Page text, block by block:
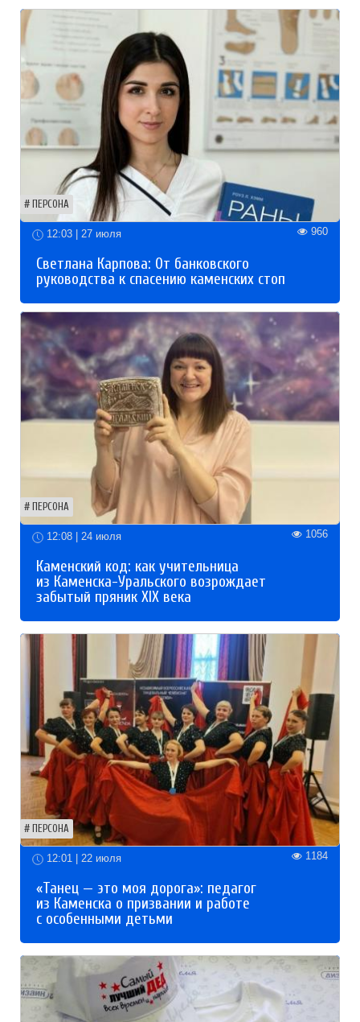
ПЕРСОНА
12:03 | 27 июля 960
Светлана Карпова: От банковского
руководства к спасению каменских стоп
ПЕРСОНА
12:08 | 24 июля 1056
Каменский код: как учительница
из Каменска-Уральского возрождает
забытый пряник XIX века
ПЕРСОНА
12:01 | 22 июля 1184
«Танец — это моя дорога»: педагог
из Каменска о призвании и работе
с особенными детьми